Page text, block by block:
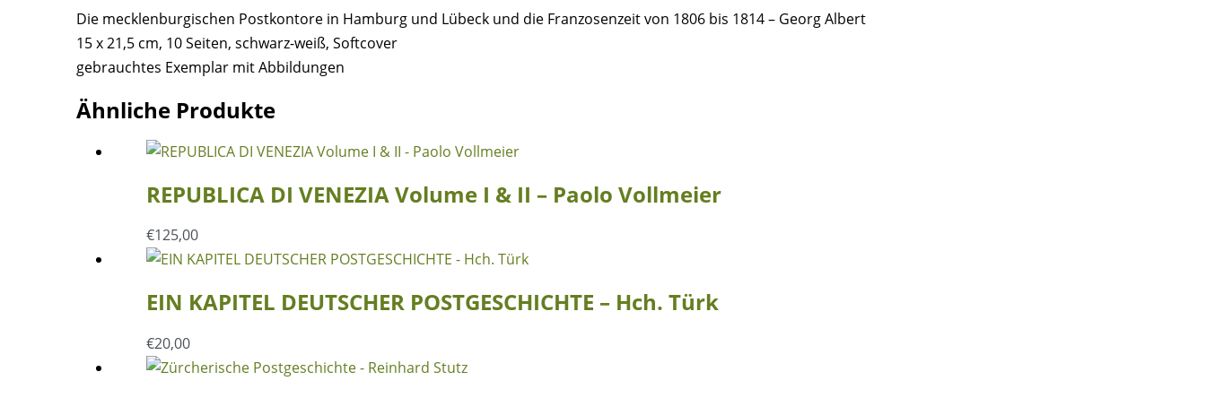
und
die
Franzosenzeit
von
1806
Menge
Die mecklenburgischen Postkontore in Hamburg und Lübeck und die Franzosenzeit von 1806 bis 1814 – Georg Albert
15 x 21,5 cm, 10 Seiten, schwarz-weiß, Softcover
gebrauchtes Exemplar mit Abbildungen
Ähnliche Produkte
REPUBLICA DI VENEZIA Volume I & II – Paolo Vollmeier
€125,00
EIN KAPITEL DEUTSCHER POSTGESCHICHTE – Hch. Türk
€20,00